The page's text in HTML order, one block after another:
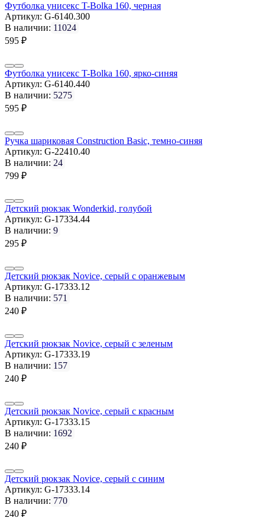
Футболка унисекс T-Bolka 160, черная
Артикул: G-6140.300
В наличии: 11024
595 ₽
Футболка унисекс T-Bolka 160, ярко-синяя
Артикул: G-6140.440
В наличии: 5275
595 ₽
Ручка шариковая Construction Basic, темно-синяя
Артикул: G-22410.40
В наличии: 24
799 ₽
Детский рюкзак Wonderkid, голубой
Артикул: G-17334.44
В наличии: 9
295 ₽
Детский рюкзак Novice, серый с оранжевым
Артикул: G-17333.12
В наличии: 571
240 ₽
Детский рюкзак Novice, серый с зеленым
Артикул: G-17333.19
В наличии: 157
240 ₽
Детский рюкзак Novice, серый с красным
Артикул: G-17333.15
В наличии: 1692
240 ₽
Детский рюкзак Novice, серый с синим
Артикул: G-17333.14
В наличии: 770
240 ₽